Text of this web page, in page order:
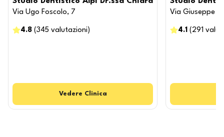
Via Ugo Foscolo, 7
4.8 (345 valutazioni )
Vedere Clinica
Via Giuseppe
4.1 ( 291